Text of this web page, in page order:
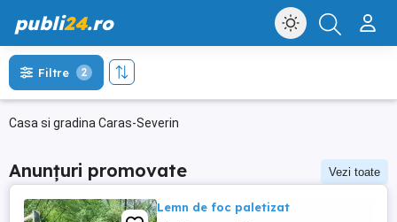
publi24.ro
Casa si gradina Caras-Severin
Filtre 2
Anunțuri promovate Vezi toate
Lemn de foc paletizat